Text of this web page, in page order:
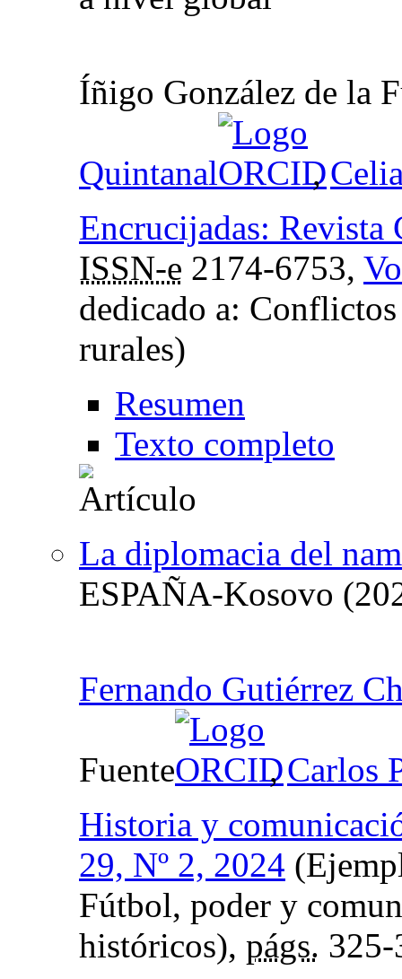
Íñigo González de la
Quintanal ,
Encrucijadas: Revista
ISSN-e 2174-6753,
dedicado a:
rurales)
Resumen
Texto completo
La diplomacia del
ESPAÑA-Kosovo
Fernando Gutiérrez
Fuente ,Carlos
Historia y
29, Nº 2, 2024
Fútbol, poder y
históricos), págs.